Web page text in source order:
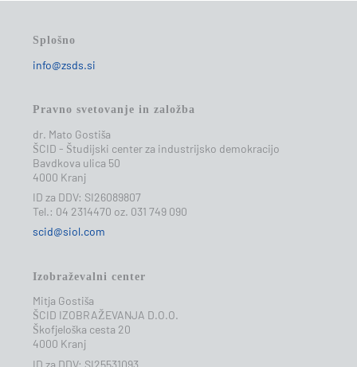
Splošno
info@zsds.si
Pravno svetovanje in založba
dr. Mato Gostiša
ŠCID - Študijski center za industrijsko demokracijo
Bavdkova ulica 50
4000 Kranj
ID za DDV: SI26089807
Tel.: 04 2314470 oz. 031 749 090
scid@siol.com
Izobraževalni center
Mitja Gostiša
ŠCID IZOBRAŽEVANJA D.O.O.
Škofjeloška cesta 20
4000 Kranj
ID za DDV: SI25531093